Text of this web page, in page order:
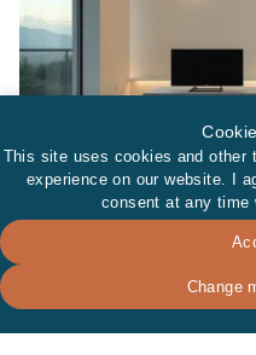
MASA DEPAN RUMAH
Investissement Villa Bali
This site uses cookies and other
experience on our website. I
consent at any time
Change